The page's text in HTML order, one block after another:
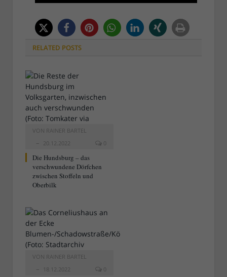
RELATED POSTS
VON RAINER BARTEL
20.12.2022
0
Die Hundsburg – das
verschwundene Dörfchen
zwischen Stoffeln und
Oberbilk
VON RAINER BARTEL
18.12.2022
0